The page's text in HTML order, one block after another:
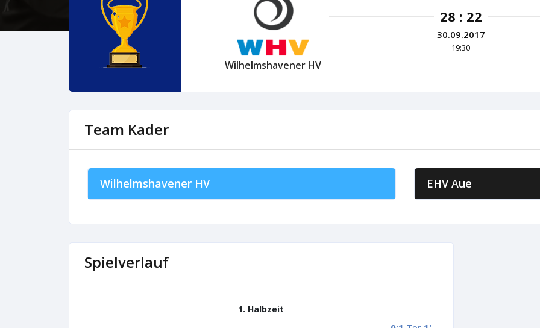
Wilhelmshavener HV
28 : 22
30.09.2017
19:30
Team Kader
Wilhelmshavener HV EHV Aue
Spielverlauf
1. Halbzeit